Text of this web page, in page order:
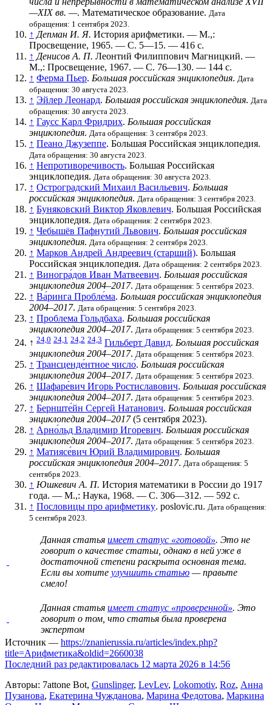
—XIX вв. —. Математическое образование. Дата
обращения: 1 сентября 2023.
↑ Депман И. Я. История арифметики. — М.,:
Просвещение, 1965. — С. 5—15. — 416 с.
↑ Денисов А. П. Леонтий Филиппович Магницкий. —
М.,: Просвещение, 1967. — С. 76—130. — 144 с.
↑ Ферма Пьер. Большая российская энциклопедия. Дата
обращения: 30 августа 2023.
↑ Эйлер Леонард. Большая российская энциклопедия. Дата
обращения: 30 августа 2023.
↑ Гаусс Карл Фридрих. Большая российская
энциклопедия. Дата обращения: 3 сентября 2023.
↑ Пеано Джузеппе. Большая Российская энциклопедия.
Дата обращения: 30 августа 2023.
↑ Непротиворечивость. Большая Российская
энциклопедия. Дата обращения: 30 августа 2023.
↑ Остроградский Михаил Васильевич. Большая
российская энциклопедия. Дата обращения: 3 сентября 2023.
↑ Буняковский Виктор Яковлевич. Большая Российская
энциклопедия. Дата обращения: 2 сентября 2023.
↑ Чебышёв Пафнутий Львович. Большая российская
энциклопедия. Дата обращения: 2 сентября 2023.
↑ Марков Андрей Андреевич (старший). Большая
Российская энциклопедия. Дата обращения: 2 сентября 2023.
↑ Виногра́дов Иван Матвеевич. Большая российская
энциклопедия 2004–2017. Дата обращения: 5 сентября 2023.
↑ Ва́ринга Пробле́ма. Большая российская энциклопедия
2004–2017. Дата обращения: 5 сентября 2023.
↑ Проблема Гольдбаха. Большая российская
энциклопедия 2004–2017. Дата обращения: 5 сентября 2023.
↑ 24,0 24,1 24,2 24,3 Гильберт Давид. Большая российская
энциклопедия 2004–2017. Дата обращения: 5 сентября 2023.
↑ Трансценде́нтное число́. Большая российская
энциклопедия 2004–2017. Дата обращения: 5 сентября 2023.
↑ Шафаре́вич Игорь Ростиславович. Большая российская
энциклопедия 2004–2017. Дата обращения: 5 сентября 2023.
↑ Бернште́йн Сергей Натанович. Большая российская
энциклопедия 2004–2017(5 сентября 2023).
↑ Арно́льд Владимир Игоревич. Большая российская
энциклопедия 2004–2017. Дата обращения: 5 сентября 2023.
↑ Матиясе́вич Юрий Владимирович. Большая
российская энциклопедия 2004–2017. Дата обращения: 5
сентября 2023.
↑ Юшкевич А. П. История математики в России до 1917
года. — М.,: Наука, 1968. — С. 306—312. — 592 с.
↑ Пословицы про арифметику. poslovic.ru. Дата обращения:
5 сентября 2023.
Данная статья имеет статус «готовой». Это не
говорит о качестве статьи, однако в ней уже в
достаточной степени раскрыта основная тема.
Если вы хотите улучшить статью — правьте
смело!
Данная статья имеет статус «проверенной». Это
говорит о том, что статья была проверена
экспертом
Источник — https://znanierussia.ru/articles/index.php?
title=Арифметика&oldid=2660038
Последний раз редактировалась 12 марта 2026 в 14:56
Авторы: 7attone Bot, Gunslinger, LevLev, Lokomotiv, Roz, Анна
Пузанова, Екатерина Чужданова, Марина Федотова, Маркина